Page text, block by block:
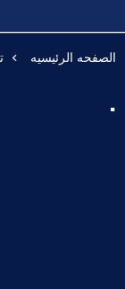
الصفحه الرئيسيه
.